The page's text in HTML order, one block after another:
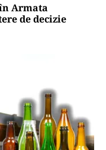
Armata
de decizie